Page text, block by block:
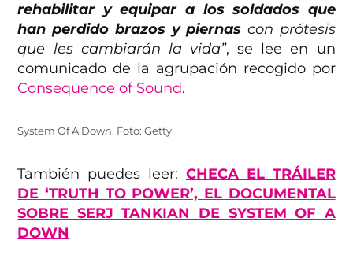
rehabilitar y equipar a los soldados que
han perdido brazos y piernas con prótesis
que les cambiarán la vida”, se lee en un
comunicado de la agrupación recogido por
Consequence of Sound.
System Of A Down. Foto: Getty
También puedes leer: CHECA EL TRÁILER
DE ‘TRUTH TO POWER’, EL DOCUMENTAL
SOBRE SERJ TANKIAN DE SYSTEM OF A
DOWN